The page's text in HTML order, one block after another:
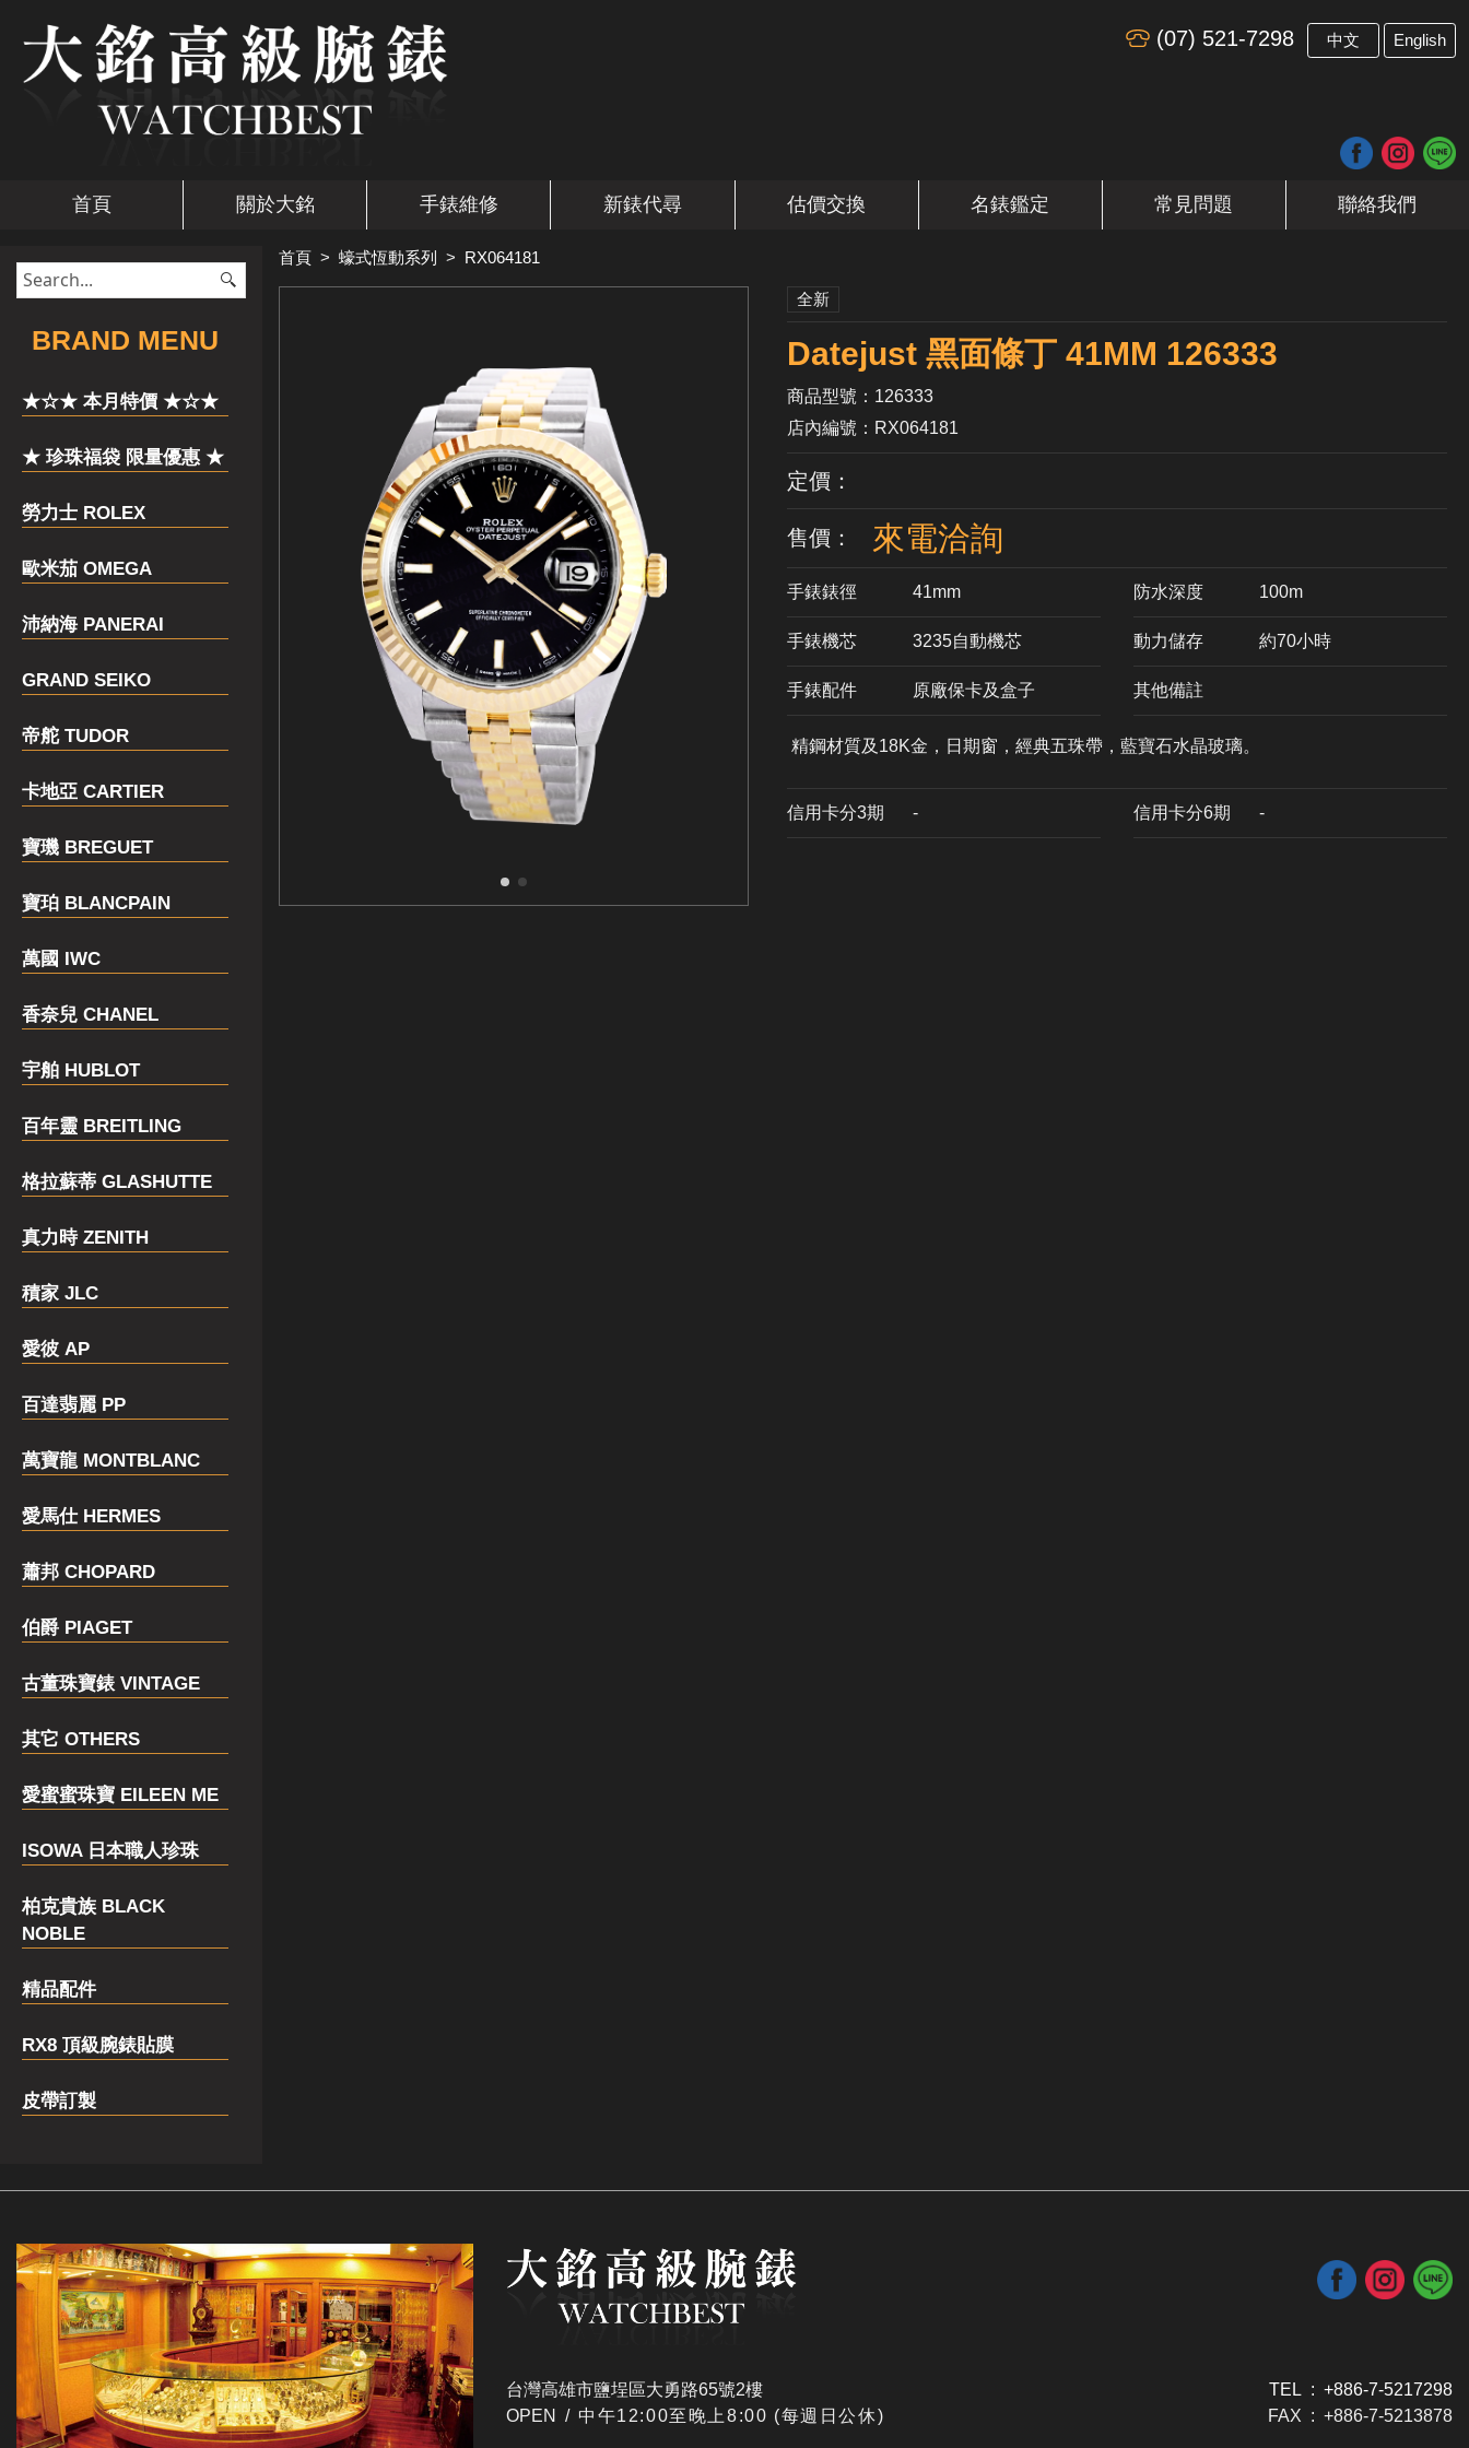
(07) 521-7298 中文 English
首頁 關於大銘 手錶維修 新錶代尋 估價交換 名錶鑑定 常見問題 聯絡我們
​BRAND MENU
★☆★ 本月特價 ★☆★
★ 珍珠福袋 限量優惠 ★
勞力士 ROLEX
歐米茄 OMEGA
沛納海 PANERAI
GRAND SEIKO
帝舵 TUDOR
卡地亞 CARTIER
寶璣 BREGUET
寶珀 BLANCPAIN
萬國 IWC
香奈兒 CHANEL
宇舶 HUBLOT
百年靈 BREITLING
格拉蘇蒂 GLASHUTTE
真力時 ZENITH
積家 JLC
愛彼 AP
百達翡麗 PP
萬寶龍 MONTBLANC
愛馬仕 HERMES
蕭邦 CHOPARD
伯爵 PIAGET
古董珠寶錶 VINTAGE
其它 OTHERS
愛蜜蜜珠寶 EILEEN ME
ISOWA 日本職人珍珠
柏克貴族 BLACK
NOBLE
精品配件
RX8 頂級腕錶貼膜
皮帶訂製
首頁 > 蠔式恆動系列 > RX064181
全新
Datejust 黑面條丁 41MM 126333
商品型號：126333
店內編號：RX064181
定價：
售價： 來電洽詢
手錶錶徑 41mm 防水深度 100m
手錶機芯 ​3235自動機芯 動力儲存 約70小時
手錶配件 原廠保卡及盒子 其他備註
精鋼材質及18K金，日期窗，經典五珠帶，藍寶石水晶玻璃。
信用卡分3期 ​- 信用卡分6期 -
台灣高雄市鹽埕區大勇路65號2樓
OPEN / ​中午12:00至晚上8:00 (每週日公休)
TEL : +886-7-5217298
FAX : +886-7-5213878